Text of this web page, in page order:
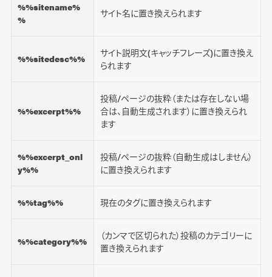
%%sitename%
%
サイト名に置き換えられます
%%sitedesc%%
サイト説明文(キャッチフレーズ)に置き換え
られます
%%excerpt%%
投稿/ページの抜粋（または存在しない場
合は、自動生成されます）に置き換えられ
ます
%%excerpt_onl
y%%
投稿/ページの抜粋（自動生成はしません）
に置き換えられます
%%tag%% 現在のタグに置き換えられます
%%category%%
（カンマで区切られた）投稿のカテゴリーに
置き換えられます